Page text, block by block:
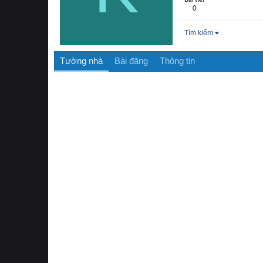
0
Tìm kiếm
Tường nhà Bài đăng Thông tin